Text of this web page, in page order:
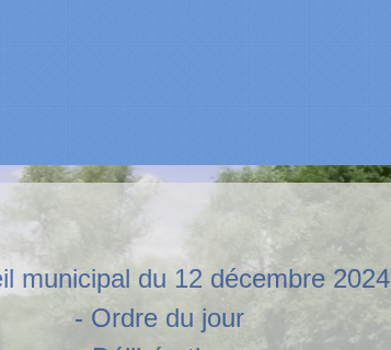
municipal du 12 décembre 2024
- Ordre du jour